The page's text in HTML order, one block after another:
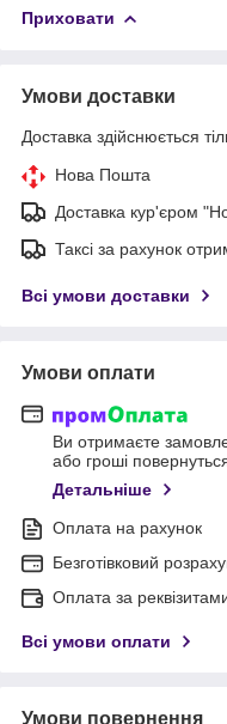
Приховати
Умови доставки
Доставка здійснюється
Нова Пошта
Доставка кур'єром
Таксі за рахунок
Всі умови доставки
Умови оплати
Ви отримаєте
або гроші
Детальніше
Оплата на рахунок
Безготівковий
Оплата за
Всі умови оплати
Умови повернення